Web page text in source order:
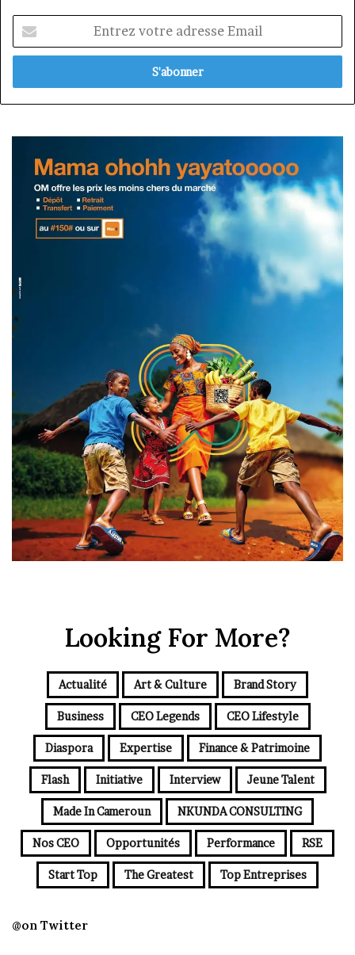
votre
adresse
Looking For More?
Actualité Art & Culture Brand Story
Business CEO Legends CEO Lifestyle
Diaspora Expertise Finance & Patrimoine
Flash Initiative Interview Jeune Talent
Made In Cameroun NKUNDA CONSULTING
Nos CEO Opportunités Performance RSE
Start Top The Greatest Top Entreprises
@on Twitter